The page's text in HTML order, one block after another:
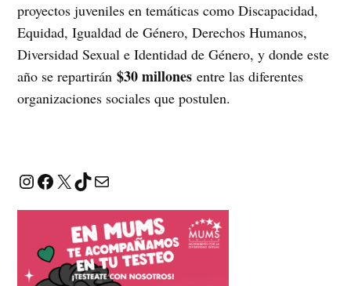
proyectos juveniles en temáticas como Discapacidad,
Equidad, Igualdad de Género, Derechos Humanos,
Diversidad Sexual e Identidad de Género, y donde este
año se repartirán $30 millones entre las diferentes
organizaciones sociales que postulen.
Instagram
Facebook
X TikTok
Correo electrónico